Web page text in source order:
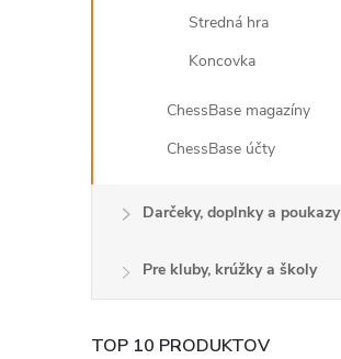
Stredná hra
Koncovka
ChessBase magazíny
ChessBase účty
Darčeky, doplnky a poukazy
Pre kluby, krúžky a školy
TOP 10 PRODUKTOV